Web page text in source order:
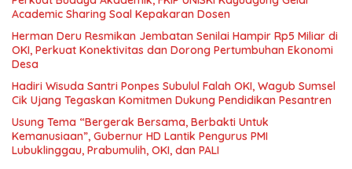
Academic Sharing Soal Kepakaran Dosen
Herman Deru Resmikan Jembatan Senilai Hampir Rp5 Miliar di
OKI, Perkuat Konektivitas dan Dorong Pertumbuhan Ekonomi
Desa
Hadiri Wisuda Santri Ponpes Subulul Falah OKI, Wagub Sumsel
Cik Ujang Tegaskan Komitmen Dukung Pendidikan Pesantren
Usung Tema “Bergerak Bersama, Berbakti Untuk
Kemanusiaan”, Gubernur HD Lantik Pengurus PMI
Lubuklinggau, Prabumulih, OKI, dan PALI